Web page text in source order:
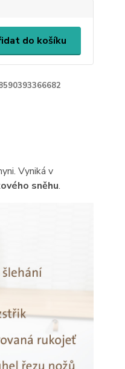
do košíku
Vyniká v
sněhu.